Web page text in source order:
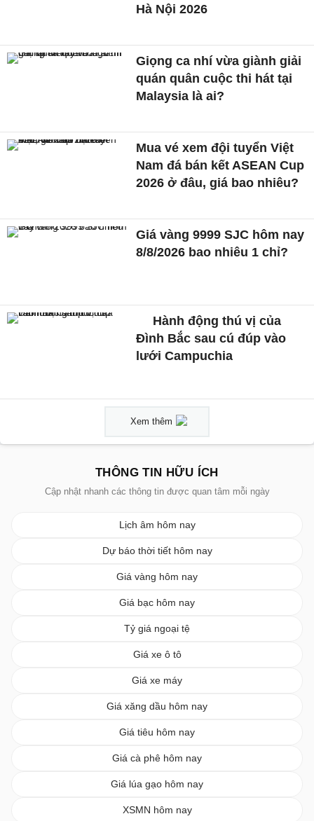
Hà Nội 2026
Giọng ca nhí vừa giành giải
quán quân cuộc thi hát tại
Malaysia là ai?
Mua vé xem đội tuyển Việt
Nam đá bán kết ASEAN Cup
2026 ở đâu, giá bao nhiêu?
Giá vàng 9999 SJC hôm nay
8/8/2026 bao nhiêu 1 chỉ?
Hành động thú vị của
Đình Bắc sau cú đúp vào
lưới Campuchia
Xem thêm
THÔNG TIN HỮU ÍCH
Cập nhật nhanh các thông tin được quan tâm mỗi ngày
Lịch âm hôm nay
Dự báo thời tiết hôm nay
Giá vàng hôm nay
Giá bạc hôm nay
Tỷ giá ngoại tệ
Giá xe ô tô
Giá xe máy
Giá xăng dầu hôm nay
Giá tiêu hôm nay
Giá cà phê hôm nay
Giá lúa gạo hôm nay
XSMN hôm nay